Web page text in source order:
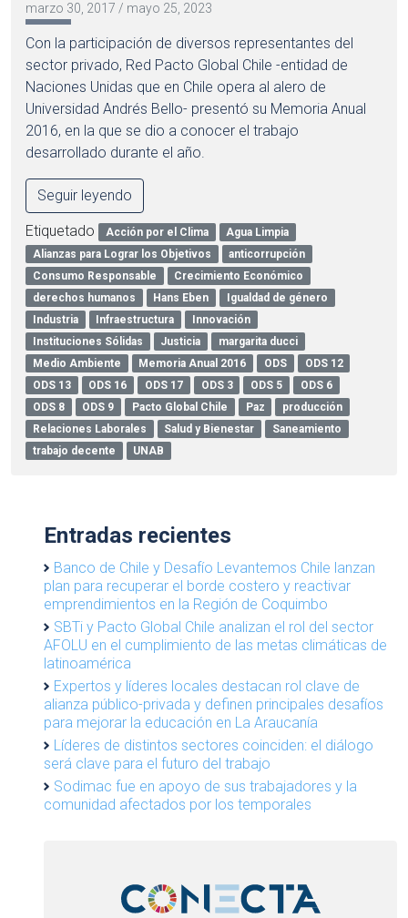
marzo 30, 2017 / mayo 25, 2023
Con la participación de diversos representantes del
sector privado, Red Pacto Global Chile -entidad de
Naciones Unidas que en Chile opera al alero de
Universidad Andrés Bello- presentó su Memoria Anual
2016, en la que se dio a conocer el trabajo
desarrollado durante el año.
Seguir leyendo
Etiquetado Acción por el Clima
Agua Limpia
Alianzas para Lograr los Objetivos
anticorrupción
Consumo Responsable
Crecimiento Económico
derechos humanos
Hans Eben
Igualdad de género
Industria
Infraestructura
Innovación
Instituciones Sólidas
Justicia
margarita ducci
Medio Ambiente
Memoria Anual 2016 ODS
ODS 12
ODS 13
ODS 16 ODS 17 ODS 3 ODS 5
ODS 6
ODS 8
ODS 9 Pacto Global Chile Paz
producción
Relaciones Laborales
Salud y Bienestar
Saneamiento
trabajo decente
UNAB
Entradas recientes
Banco de Chile y Desafío Levantemos Chile lanzan
plan para recuperar el borde costero y reactivar
emprendimientos en la Región de Coquimbo
SBTi y Pacto Global Chile analizan el rol del sector
AFOLU en el cumplimiento de las metas climáticas de
latinoamérica
Expertos y líderes locales destacan rol clave de
alianza público-privada y definen principales desafíos
para mejorar la educación en La Araucanía
Líderes de distintos sectores coinciden: el diálogo
será clave para el futuro del trabajo
Sodimac fue en apoyo de sus trabajadores y la
comunidad afectados por los temporales